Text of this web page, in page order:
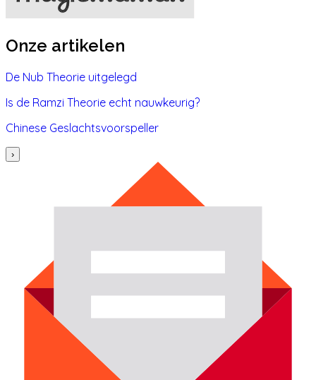
Onze artikelen
De Nub Theorie uitgelegd
Is de Ramzi Theorie echt nauwkeurig?
Chinese Geslachtsvoorspeller
›